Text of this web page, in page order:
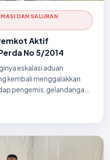
DAN SALURAN
Aktif
No 5/2014
eskalasi aduan
kembali menggalakkan
pengemis, gelandangan,
ini dilakukan melalui
dan penanganan
umum. Masyarakat juga